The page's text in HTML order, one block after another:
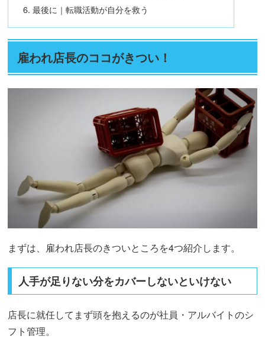
最後に｜転職活動が自分を救う
雇われ店長のココがきつい！
まずは、雇われ店長のきついところを4つ紹介します。
人手が足りない分をカバーしないといけない
店長に就任してまず頭を抱えるのが社員・アルバイトのシ
フト管理。